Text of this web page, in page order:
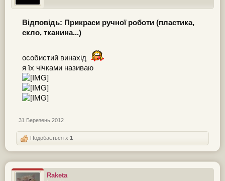
Відповідь: Прикраси ручної роботи (пластика,
скло, тканина...)
особистий винахід
я їх чічками називаю
31 Березень 2012
Подобається x 1
Raketa